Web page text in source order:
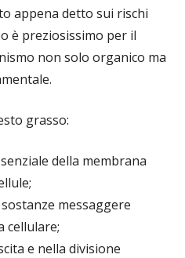
appena detto sui rischi
è preziosissimo per il
non solo organico ma
grasso:
della membrana
messaggere
cellulare;
e nella divisione